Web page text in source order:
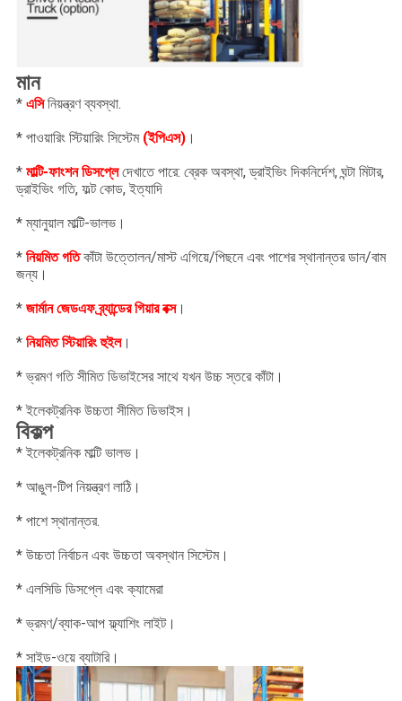
মান
* এসি নিয়ন্ত্রণ ব্যবস্থা.
* পাওয়ারিং স্টিয়ারিং সিস্টেম (ইপিএস)।
* মাল্টি-ফাংশন ডিসপ্লে দেখাতে পারে: ব্রেক অবস্থা, ড্রাইভিং দিকনির্দেশ, ঘন্টা মিটার,
ড্রাইভিং গতি, ফল্ট কোড, ইত্যাদি
* ম্যানুয়াল মাল্টি-ভালভ।
* নিয়মিত গতি কাঁটা উত্তোলন/মাস্ট এগিয়ে/পিছনে এবং পাশের স্থানান্তর ডান/বাম
জন্য।
* জার্মান জেডএফ ব্র্যান্ডের গিয়ার বক্স।
* নিয়মিত স্টিয়ারিং হুইল।
* ভ্রমণ গতি সীমিত ডিভাইসের সাথে যখন উচ্চ স্তরে কাঁটা।
* ইলেকট্রনিক উচ্চতা সীমিত ডিভাইস।
বিকল্প
* ইলেকট্রনিক মাল্টি ভালভ।
* আঙুল-টিপ নিয়ন্ত্রণ লাঠি।
* পাশে স্থানান্তর.
* উচ্চতা নির্বাচন এবং উচ্চতা অবস্থান সিস্টেম।
* এলসিডি ডিসপ্লে এবং ক্যামেরা
* ভ্রমণ/ব্যাক-আপ ফ্ল্যাশিং লাইট।
* সাইড-ওয়ে ব্যাটারি।